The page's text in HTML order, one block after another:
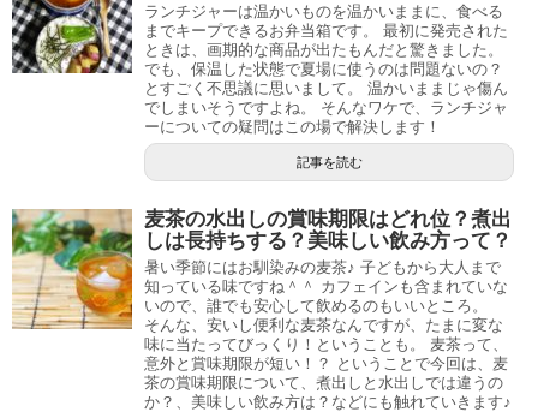
ランチジャーは温かいものを温かいままに、食べる
までキープできるお弁当箱です。 最初に発売された
ときは、画期的な商品が出たもんだと驚きました。
でも、保温した状態で夏場に使うのは問題ないの？
とすごく不思議に思いまして。 温かいままじゃ傷ん
でしまいそうですよね。 そんなワケで、ランチジャ
ーについての疑問はこの場で解決します！
記事を読む
麦茶の水出しの賞味期限はどれ位？煮出
しは長持ちする？美味しい飲み方って？
暑い季節にはお馴染みの麦茶♪ 子どもから大人まで
知っている味ですね＾＾ カフェインも含まれていな
いので、誰でも安心して飲めるのもいいところ。
そんな、安いし便利な麦茶なんですが、たまに変な
味に当たってびっくり！ということも。 麦茶って、
意外と賞味期限が短い！？ ということで今回は、麦
茶の賞味期限について、煮出しと水出しでは違うの
か？、美味しい飲み方は？などにも触れていきます♪